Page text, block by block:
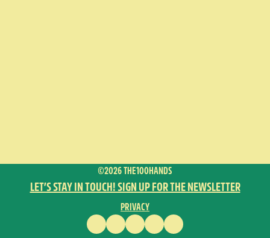
©2026 THE100HANDS
LET’S STAY IN TOUCH! SIGN UP FOR THE NEWSLETTER
PRIVACY
FACEBOOKINSTAGRAM
VIMEOYOUTUBEENGLISH